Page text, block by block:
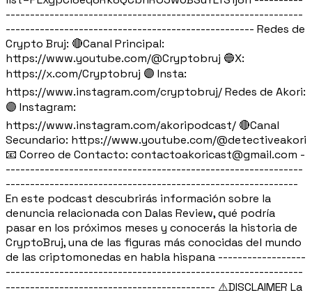
-------------------------------------------------------------
--------------------------------------------------- Redes de
Crypto Bruj: 🔴Canal Principal:
https://www.youtube.com/@Cryptobruj 🔵X:
https://x.com/Cryptobruj 🟣 Insta:
https://www.instagram.com/cryptobruj/ Redes de Akori:
🟣 Instagram:
https://www.instagram.com/akoripodcast/ 🔴Canal
Secundario: https://www.youtube.com/@detectiveakori
📧 Correo de Contacto: contactoakoricast@gmail.com -
-------------------------------------------------------------
------------------------------------------------------------
En este podcast descubrirás información sobre la
denuncia relacionada con Dalas Review, qué podría
pasar en los próximos meses y conocerás la historia de
CryptoBruj, una de las figuras más conocidas del mundo
de las criptomonedas en habla hispana ------------------
-------------------------------------------------------------
------------------------------------------- ⚠️DISCLAIMER La